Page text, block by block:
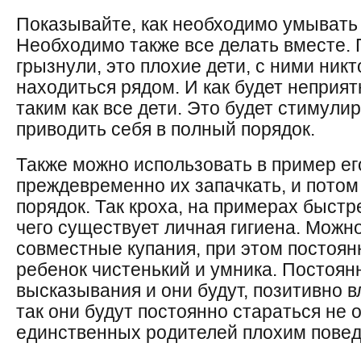
Показывайте, как необходимо
Необходимо также все делать вместе.
грызнули, это плохие дети, с ними
находиться рядом. И как будет
таким как все дети. Это будет
приводить себя в полный порядок.
Также можно использовать в пример
преждевременно их запачкать, и
порядок. Так кроха, на примерах
чего существует личная гигиена.
совместные купания, при этом
ребенок чистенький и умника.
высказывания и они будут, позитивно
так они будут постоянно стараться не
единственных родителей плохим